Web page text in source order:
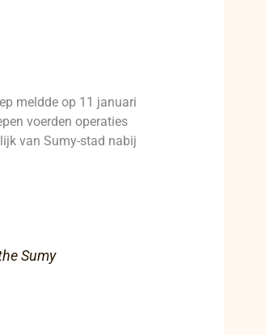
meldde op 11 januari
voerden operaties
van Sumy-stad nabij
Sumy